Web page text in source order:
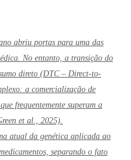
abriu portas para uma das
No entanto, a transição do
direto (DTC – Direct-to-
a comercialização de
frequentemente superam a
et al., 2025).
atual da genética aplicada ao
separando o fato